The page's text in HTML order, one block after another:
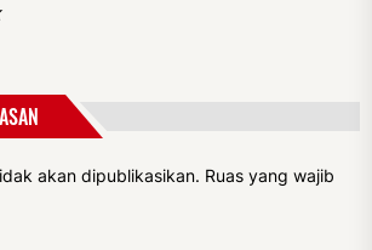
akan dipublikasikan. Ruas yang wajib